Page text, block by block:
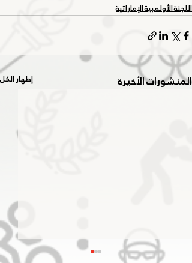
اللجنة الأولمبية الإماراتية
المنشورات الأخيرة إظهار الكل